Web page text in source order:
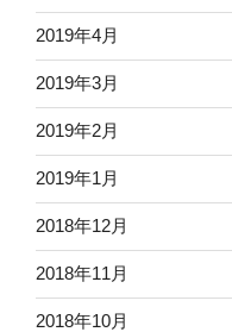
2019年4月
2019年3月
2019年2月
2019年1月
2018年12月
2018年11月
2018年10月